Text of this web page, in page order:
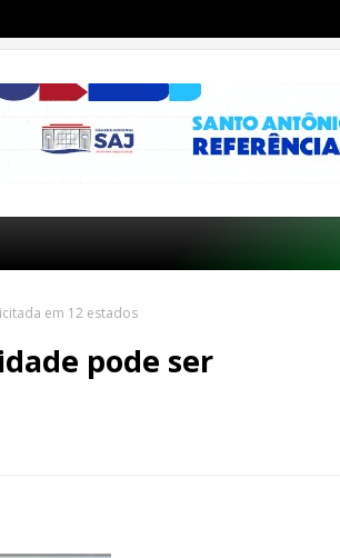
em 12 estados
pode ser